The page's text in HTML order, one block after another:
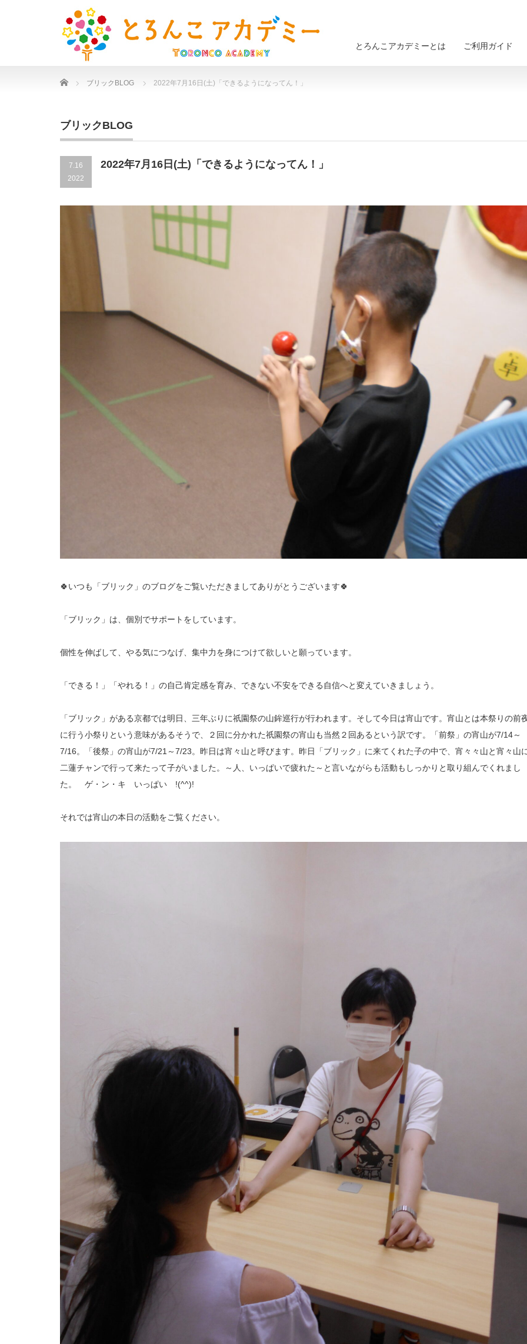
とろんこアカデミーとは ご利用ガイド
Home ブリックBLOG 2022年7月16日(土)「できるようになってん！」
ブリックBLOG
7.16
2022
2022年7月16日(土)「できるようになってん！」
🍀いつも「ブリック」のブログをご覧いただきましてありがとうございます🍀
「ブリック」は、個別でサポートをしています。
個性を伸ばして、やる気につなげ、集中力を身につけて欲しいと願っています。
「できる！」「やれる！」の自己肯定感を育み、できない不安をできる自信へと変えていきましょう。
「ブリック」がある京都では明日、三年ぶりに祇園祭の山鉾巡行が行われます。そして今日は宵山です。宵山とは本祭りの前
に行う小祭りという意味があるそうで、２回に分かれた祇園祭の宵山も当然２回あるという訳です。「前祭」の宵山が7/14～
7/16。「後祭」の宵山が7/21～7/23。昨日は宵々山と呼びます。昨日「ブリック」に来てくれた子の中で、宵々々山と宵々山
二蓮チャンで行って来たって子がいました。～人、いっぱいで疲れた～と言いながらも活動もしっかりと取り組んでくれまし
た。 ゲ・ン・キ いっぱい !(^^)!
それでは宵山の本日の活動をご覧ください。